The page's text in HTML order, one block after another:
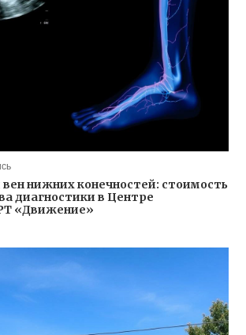
нижних конечностей: стоимость
диагностики в Центре
«Движение»